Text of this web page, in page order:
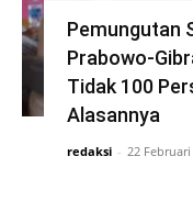
Pemungutan
Prabowo-
Tidak 100
Alasannya
redaksi - 22 Februari